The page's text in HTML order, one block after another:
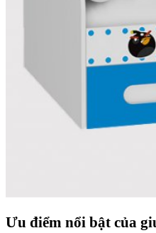
Ưu điểm nổi bật của